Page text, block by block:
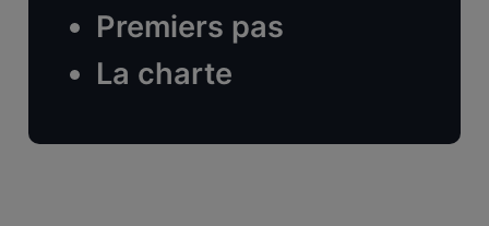
Premiers pas
La charte